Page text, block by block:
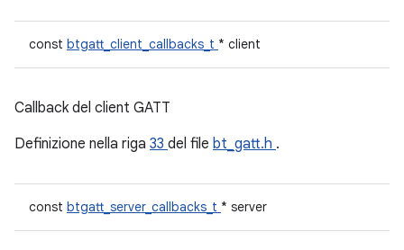
const btgatt_client_callbacks_t * client
Callback del client GATT
Definizione nella riga 33 del file bt_gatt.h .
const btgatt_server_callbacks_t * server